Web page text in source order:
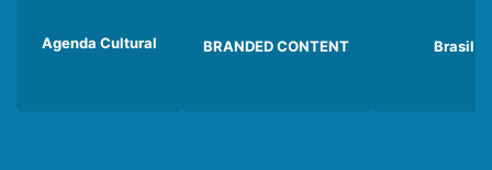
Agenda Cultural BRANDED CONTENT Brasil